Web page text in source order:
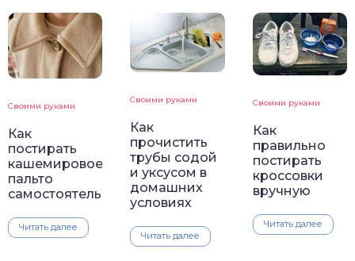
Своими руками
Как
постирать
кашемировое
пальто
самостоятельно
Читать далее
Своими руками
Как
прочистить
трубы содой
и уксусом в
домашних
условиях
Читать далее
Своими руками
Как
правильно
постирать
кроссовки
вручную
Читать далее